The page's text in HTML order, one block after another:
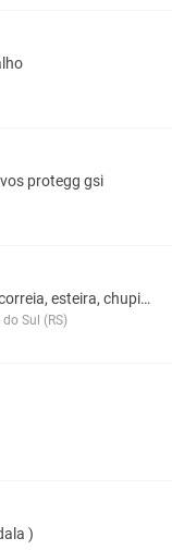
protegg gsi
Transportador continuo de correia, esteira, chupim
Sul (RS)
)